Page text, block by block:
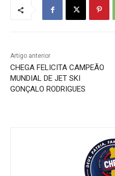
Artigo anterior
CHEGA FELICITA CAMPEÃO
MUNDIAL DE JET SKI
GONÇALO RODRIGUES